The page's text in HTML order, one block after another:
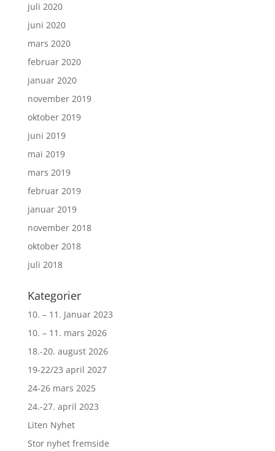
juli 2020
juni 2020
mars 2020
februar 2020
januar 2020
november 2019
oktober 2019
juni 2019
mai 2019
mars 2019
februar 2019
januar 2019
november 2018
oktober 2018
juli 2018
Kategorier
10. – 11. Januar 2023
10. – 11. mars 2026
18.-20. august 2026
19-22/23 april 2027
24-26 mars 2025
24.-27. april 2023
Liten Nyhet
Stor nyhet fremside